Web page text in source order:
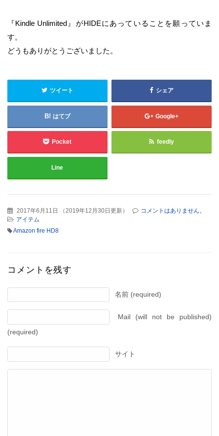
『Kindle Unlimited』がHIDEにあっていることを願っていま
す。
どうもありがとうございました。
ツイート シェア
はてブ Google+
Pocket feedly
Line
2017年6月11日 （2019年12月30日更新）
コメントはありません。
アイテム
Amazon fire HD8
コメントを残す
名前 (required)
Mail (will not be published)
(required)
サイト